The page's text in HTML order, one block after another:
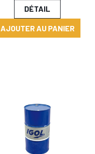
DÉTAIL
AJOUTER AU PANIER